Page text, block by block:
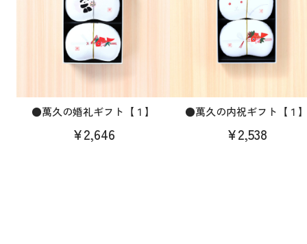
●萬久の婚礼ギフト【１】
¥2,646
●萬久の内祝ギフト【１
¥2,538